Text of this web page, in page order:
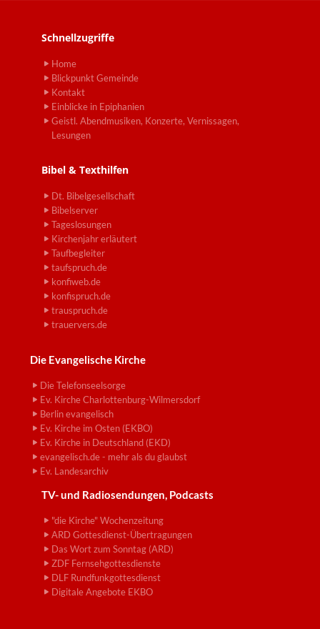
Schnellzugriffe
Home
Blickpunkt Gemeinde
Kontakt
Einblicke in Epiphanien
Geistl. Abendmusiken, Konzerte, Vernissagen,
Lesungen
Bibel & Texthilfen
Dt. Bibelgesellschaft
Bibelserver
Tageslosungen
Kirchenjahr erläutert
Taufbegleiter
taufspruch.de
konfiweb.de
konfispruch.de
trauspruch.de
trauervers.de
Die Evangelische Kirche
Die Telefonseelsorge
Ev. Kirche Charlottenburg-Wilmersdorf
Berlin evangelisch
Ev. Kirche im Osten (EKBO)
Ev. Kirche in Deutschland (EKD)
evangelisch.de - mehr als du glaubst
Ev. Landesarchiv
TV- und Radiosendungen, Podcasts
"die Kirche" Wochenzeitung
ARD Gottesdienst-Übertragungen
Das Wort zum Sonntag (ARD)
ZDF Fernsehgottesdienste
DLF Rundfunkgottesdienst
Digitale Angebote EKBO